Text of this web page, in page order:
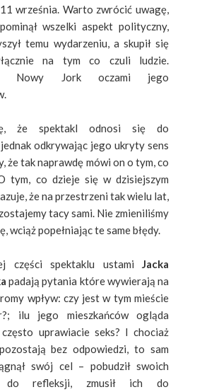
września. Warto zwrócić uwagę,
wszelki aspekt polityczny,
temu wydarzeniu, a skupił się
na tym co czuli ludzie.
Nowy Jork oczami jego
że spektakl odnosi się do
jednak odkrywając jego ukryty sens
że tak naprawdę mówi on o tym, co
tym, co dzieje się w dzisiejszym
że na przestrzeni tak wielu lat,
tacy sami. Nie zmieniliśmy
wciąż popełniając te same błędy.
części spektaklu ustami Jacka
padają pytania które wywierają na
wpływ: czy jest w tym mieście
ilu jego mieszkańców ogląda
uprawiacie seks? I chociaż
bez odpowiedzi, to sam
swój cel – pobudził swoich
do refleksji, zmusił ich do